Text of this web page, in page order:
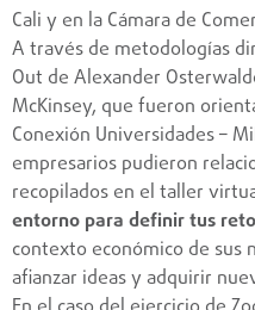
Cali y en la Cámara de
A través de metodologías
Out de Alexander
McKinsey, que fueron
Conexión Universidades –
empresarios pudieron
recopilados en el taller
entorno para definir tus
contexto económico de sus
afianzar ideas y adquirir